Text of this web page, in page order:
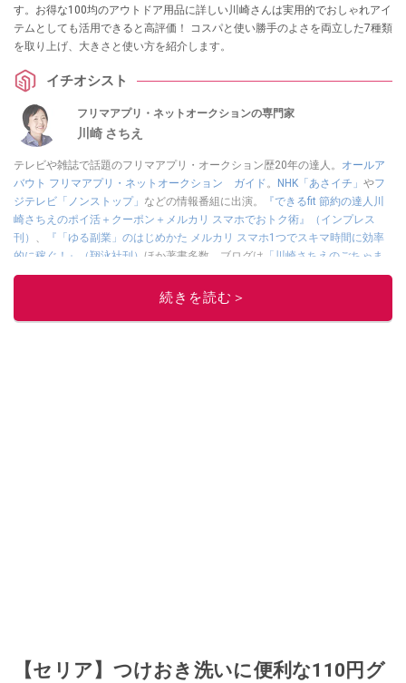
す。お得な100均のアウトドア用品に詳しい川崎さんは実用的でおしゃれアイ
テムとしても活用できると高評価！ コスパと使い勝手のよさを両立した7種類
を取り上げ、大きさと使い方を紹介します。
イチオシスト
フリマアプリ・ネットオークションの専門家
川崎 さちえ
テレビや雑誌で話題のフリマアプリ・オークション歴20年の達人。 オールア
バウト フリマアプリ・ネットオークション ガイド。 NHK「あさイチ」 やフ
ジテレビ「ノンストップ」 などの情報番組に出演。
『できるfit 節約の達人川
崎さちえのポイ活＋クーポン＋メルカリ スマホでおトク術』（インプレス
刊） 、
『「ゆる副業」のはじめかた メルカリ スマホ1つでスキマ時間に効率
的に稼ぐ！』（翔泳社刊） ほか著書多数。ブログは 「川崎さちえのごちゃま
ぜ日記」。
■経歴：2003年、夫が子育てをするために、突然会社を辞める。翌月からの
続きを読む＞
【セリア】つけおき洗いに便利な110円グ